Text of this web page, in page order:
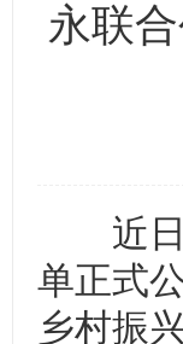
永联
近日
单正式
乡村振